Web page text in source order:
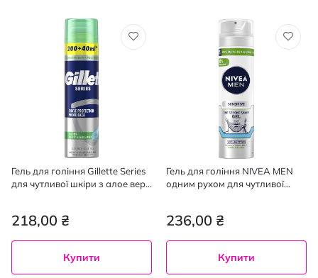
Гель для гоління Gillette Series
для чутливої ​​шкіри з алое вера
218,00 ₴
Купити
Гель для гоління NIVEA MEN
одним рухом для чутливої
236,00 ₴
Купити